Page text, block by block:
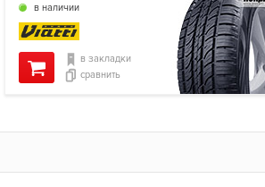
в наличии
в закладки
сравнить